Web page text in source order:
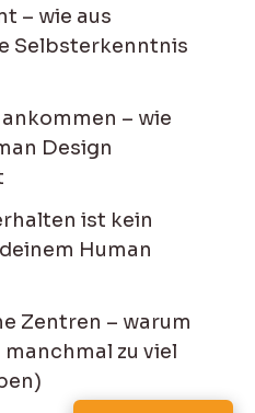
– wie aus
Selbsterkenntnis
– wie
Design
ist kein
Human
Zentren – warum
zu viel